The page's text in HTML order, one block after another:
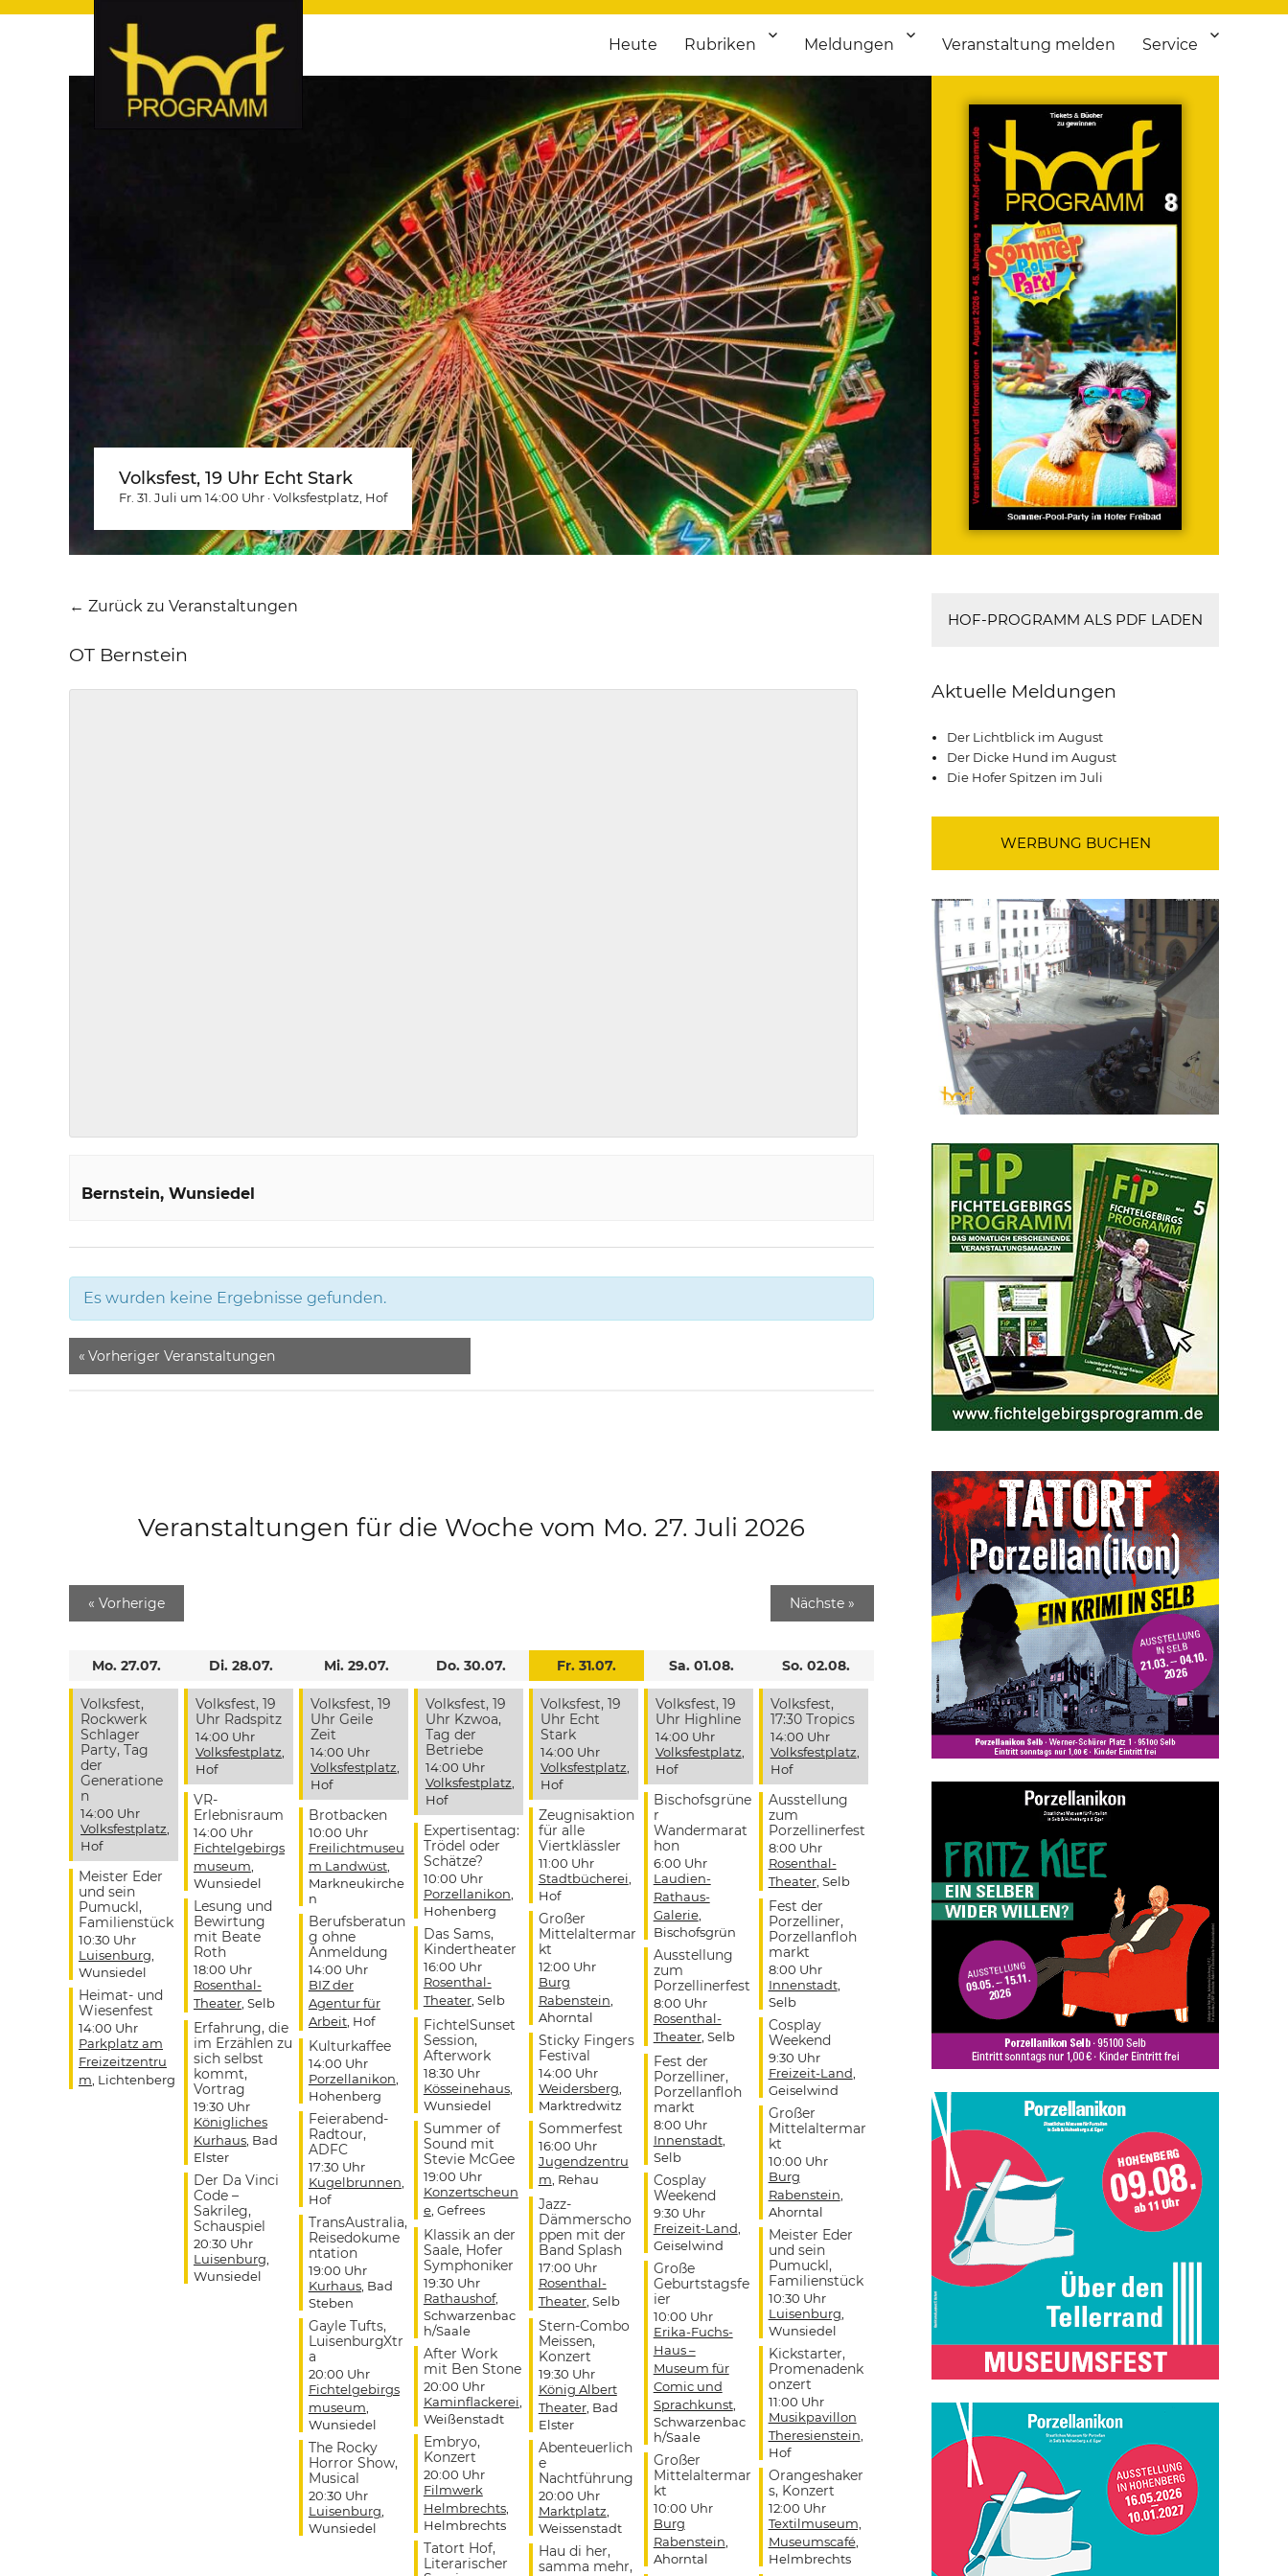
hof-programm – das Veranstaltungsportal für Hochfranken
hof-programm – das Veranstaltungsportal für Hof und Hochfranken. Täglich aktuelle Termine von Kultur bis Sport, von Theater bis Flohmarkt.
Heute Rubriken Meldungen Veranstaltung melden Service
Volksfest, 19 Uhr Echt Stark
Fr. 31. Juli um 14:00 Uhr ·Volksfestplatz , Hof
← Zurück zu Veranstaltungen
OT Bernstein
Bernstein Wunsiedel
Es wurden keine Ergebnisse gefunden.
« Vorheriger Veranstaltungen
Veranstaltungen für die Woche vom Mo. 27. Juli 2026
« Vorherige Nächste »
Mo. 27.07.
Volksfest,
Rockwerk
Schlager
Party, Tag
der
Generatione
n
14:00 Uhr
Volksfestplatz,
Hof
Meister Eder
und sein
Pumuckl,
Familienstück
10:30 Uhr
Luisenburg,
Wunsiedel
Heimat- und
Wiesenfest
14:00 Uhr
Parkplatz am
Freizeitzentru
m, Lichtenberg
Di. 28.07.
Volksfest, 19
Uhr Radspitz
14:00 Uhr
Volksfestplatz,
Hof
VR-
Erlebnisraum
14:00 Uhr
Fichtelgebirgs
museum,
Wunsiedel
Lesung und
Bewirtung
mit Beate
Roth
18:00 Uhr
Rosenthal-
Theater, Selb
Erfahrung, die
im Erzählen zu
sich selbst
kommt,
Vortrag
19:30 Uhr
Königliches
Kurhaus, Bad
Elster
Der Da Vinci
Code –
Sakrileg,
Schauspiel
20:30 Uhr
Luisenburg,
Wunsiedel
Mi. 29.07.
Volksfest, 19
Uhr Geile
Zeit
14:00 Uhr
Volksfestplatz,
Hof
Brotbacken
10:00 Uhr
Freilichtmuseu
m Landwüst,
Markneukirche
n
Berufsberatun
g ohne
Anmeldung
14:00 Uhr
BIZ der
Agentur für
Arbeit, Hof
Kulturkaffee
14:00 Uhr
Porzellanikon,
Hohenberg
Feierabend-
Radtour,
ADFC
17:30 Uhr
Kugelbrunnen,
Hof
TransAustralia,
Reisedokume
ntation
19:00 Uhr
Kurhaus, Bad
Steben
Gayle Tufts,
LuisenburgXtr
a
20:00 Uhr
Fichtelgebirgs
museum,
Wunsiedel
The Rocky
Horror Show,
Musical
20:30 Uhr
Luisenburg,
Wunsiedel
Do. 30.07.
Volksfest, 19
Uhr Kzwoa,
Tag der
Betriebe
14:00 Uhr
Volksfestplatz,
Hof
Expertisentag:
Trödel oder
Schätze?
10:00 Uhr
Porzellanikon,
Hohenberg
Das Sams,
Kindertheater
16:00 Uhr
Rosenthal-
Theater, Selb
FichtelSunset
Session,
Afterwork
18:30 Uhr
Kösseinehaus,
Wunsiedel
Summer of
Sound mit
Stevie McGee
19:00 Uhr
Konzertscheun
e, Gefrees
Klassik an der
Saale, Hofer
Symphoniker
19:30 Uhr
Rathaushof,
Schwarzenbac
h/Saale
After Work
mit Ben Stone
20:00 Uhr
Kaminflackerei,
Weißenstadt
Embryo,
Konzert
20:00 Uhr
Filmwerk
Helmbrechts,
Helmbrechts
Tatort Hof,
Literarischer
Fr. 31.07.
Volksfest, 19
Uhr Echt
Stark
14:00 Uhr
Volksfestplatz,
Hof
Zeugnisaktion
für alle
Viertklässler
11:00 Uhr
Stadtbücherei,
Hof
Großer
Mittelaltermar
kt
12:00 Uhr
Burg
Rabenstein,
Ahorntal
Sticky Fingers
Festival
14:00 Uhr
Weidersberg,
Marktredwitz
Sommerfest
16:00 Uhr
Jugendzentru
m, Rehau
Jazz-
Dämmerscho
ppen mit der
Band Splash
17:00 Uhr
Rosenthal-
Theater, Selb
Stern-Combo
Meissen,
Konzert
19:30 Uhr
König Albert
Theater, Bad
Elster
Abenteuerlich
e
Nachtführung
20:00 Uhr
Marktplatz,
Weissenstadt
Hau di her,
samma mehr,
Sa. 01.08.
Volksfest, 19
Uhr Highline
14:00 Uhr
Volksfestplatz,
Hof
Bischofsgrüne
r
Wandermarat
hon
6:00 Uhr
Laudien-
Rathaus-
Galerie,
Bischofsgrün
Ausstellung
zum
Porzellinerfest
8:00 Uhr
Rosenthal-
Theater, Selb
Fest der
Porzelliner,
Porzellanfloh
markt
8:00 Uhr
Innenstadt,
Selb
Cosplay
Weekend
9:30 Uhr
Freizeit-Land,
Geiselwind
Große
Geburtstagsfe
ier
10:00 Uhr
Erika-Fuchs-
Haus –
Museum für
Comic und
Sprachkunst,
Schwarzenbac
h/Saale
Großer
Mittelaltermar
kt
10:00 Uhr
Burg
Rabenstein,
Ahorntal
So. 02.08.
Volksfest,
17:30 Tropics
14:00 Uhr
Volksfestplatz,
Hof
Ausstellung
zum
Porzellinerfest
8:00 Uhr
Rosenthal-
Theater, Selb
Fest der
Porzelliner,
Porzellanfloh
markt
8:00 Uhr
Innenstadt,
Selb
Cosplay
Weekend
9:30 Uhr
Freizeit-Land,
Geiselwind
Großer
Mittelaltermar
kt
10:00 Uhr
Burg
Rabenstein,
Ahorntal
Meister Eder
und sein
Pumuckl,
Familienstück
10:30 Uhr
Luisenburg,
Wunsiedel
Kickstarter,
Promenadenk
onzert
11:00 Uhr
Musikpavillon
Theresienstein,
Hof
Orangeshaker
s, Konzert
12:00 Uhr
Textilmuseum,
Museumscafé,
Helmbrechts
HOF-PROGRAMM ALS PDF LADEN
Aktuelle Meldungen
Der Lichtblick im August
Der Dicke Hund im August
Die Hofer Spitzen im Juli
WERBUNG BUCHEN